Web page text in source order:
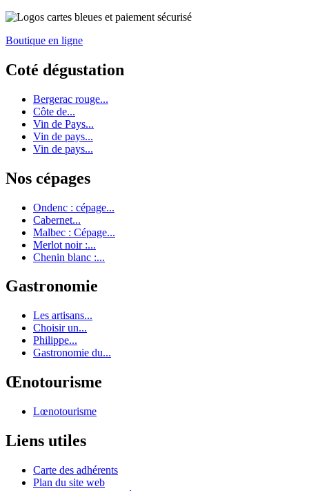
Boutique en ligne
Coté dégustation
Bergerac rouge...
Côte de...
Vin de Pays...
Vin de pays...
Vin de pays...
Nos cépages
Ondenc : cépage...
Cabernet...
Malbec : Cépage...
Merlot noir :...
Chenin blanc :...
Gastronomie
Les artisans...
Choisir un...
Philippe...
Gastronomie du...
Œnotourisme
Lœnotourisme
Liens utiles
Carte des adhérents
Plan du site web